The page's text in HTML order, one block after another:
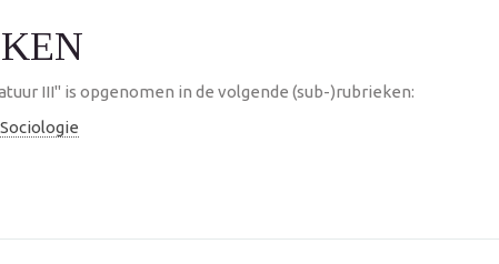
III" is opgenomen in de volgende (sub-)rubrieken: